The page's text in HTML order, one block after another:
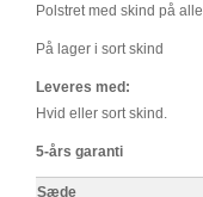
Polstret med skind på
På lager i sort skind
Leveres med:
Hvid eller sort skind.
5-års garanti
Sæde